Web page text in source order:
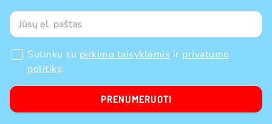
Sutinku su pirkimo taisyklėmis ir privatumo
politika
PRENUMERUOTI